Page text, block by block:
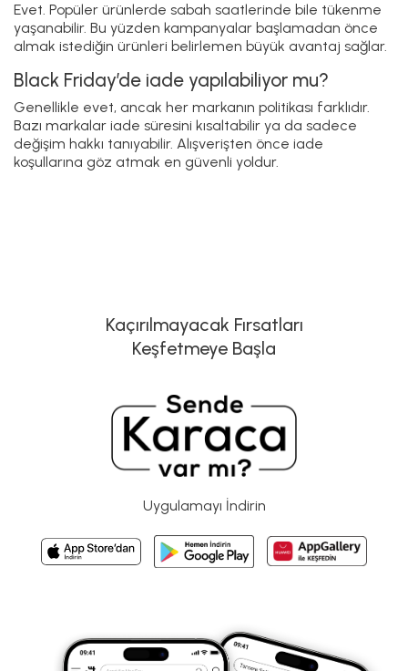
Evet. Popüler ürünlerde sabah saatlerinde bile tükenme
yaşanabilir. Bu yüzden kampanyalar başlamadan önce
almak istediğin ürünleri belirlemen büyük avantaj sağlar.
Black Friday’de iade yapılabiliyor mu?
Genellikle evet, ancak her markanın politikası farklıdır.
Bazı markalar iade süresini kısaltabilir ya da sadece
değişim hakkı tanıyabilir. Alışverişten önce iade
koşullarına göz atmak en güvenli yoldur.
Kaçırılmayacak Fırsatları
Keşfetmeye Başla
Uygulamayı İndirin